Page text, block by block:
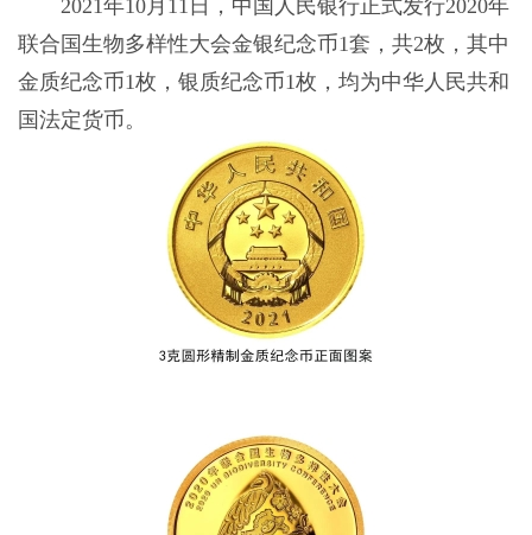
2021年10月11日，中国人民银行正式发行2020年
联合国生物多样性大会金银纪念币1套，共2枚，其中
金质纪念币1枚，银质纪念币1枚，均为中华人民共和
国法定货币。